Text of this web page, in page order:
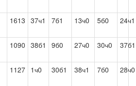
1613 37ч1 7б1 13ч0 5б0 24ч1
1090 38б1 9б0 27ч0 30ч0 37б1
1127 1ч0 30б1 38ч1 7б0 28ч0